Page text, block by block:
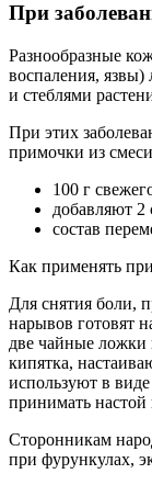
При
Разнообразные
воспаления, язвы)
и стеблями
При этих
примочки из
100 г
добавляют 2
состав
Как применять
Для снятия боли,
нарывов готовят
две чайные
кипятка,
используют в
принимать настой
Сторонникам
при фурункулах,